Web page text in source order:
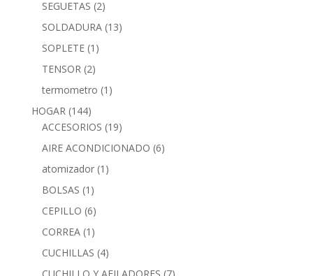
SEGUETAS (2)
SOLDADURA (13)
SOPLETE (1)
TENSOR (2)
termometro (1)
HOGAR (144)
ACCESORIOS (19)
AIRE ACONDICIONADO (6)
atomizador (1)
BOLSAS (1)
CEPILLO (6)
CORREA (1)
CUCHILLAS (4)
CUCHILLO Y AFILADORES (7)